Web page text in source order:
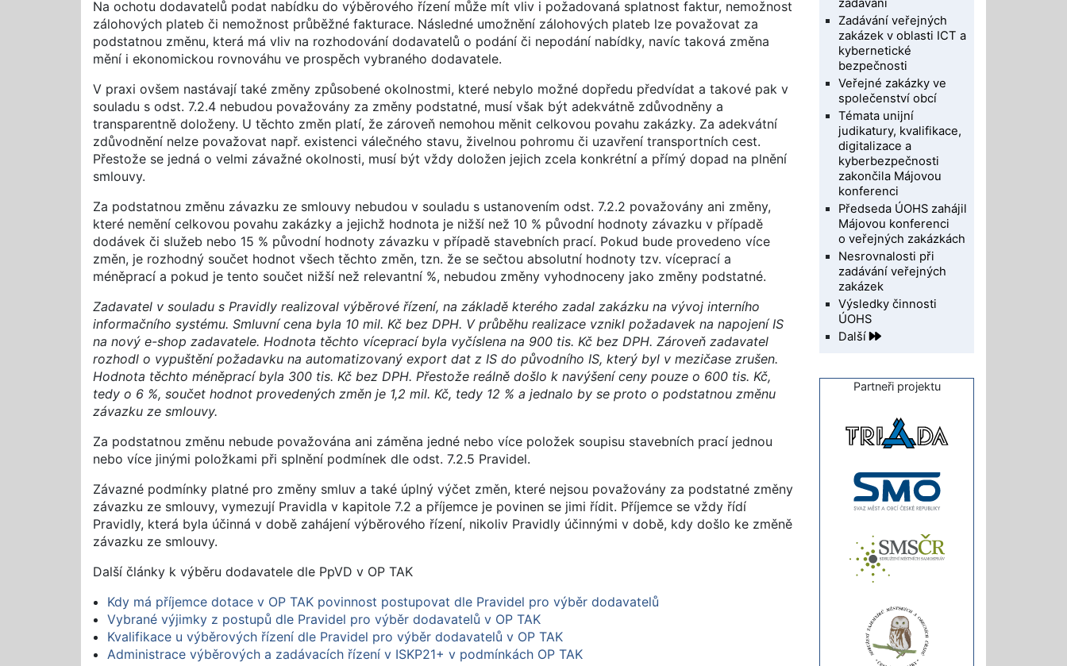
Na ochotu dodavatelů podat nabídku do výběrového řízení může mít vliv i požadovaná splatnost faktur, nemožnost
zálohových plateb či nemožnost průběžné fakturace. Následné umožnění zálohových plateb lze považovat za
podstatnou změnu, která má vliv na rozhodování dodavatelů o podání či nepodání nabídky, navíc taková změna
mění i ekonomickou rovnováhu ve prospěch vybraného dodavatele.
V praxi ovšem nastávají také změny způsobené okolnostmi, které nebylo možné dopředu předvídat a takové pak v
souladu s odst. 7.2.4 nebudou považovány za změny podstatné, musí však být adekvátně zdůvodněny a
transparentně doloženy. U těchto změn platí, že zároveň nemohou měnit celkovou povahu zakázky. Za adekvátní
zdůvodnění nelze považovat např. existenci válečného stavu, živelnou pohromu či uzavření transportních cest.
Přestože se jedná o velmi závažné okolnosti, musí být vždy doložen jejich zcela konkrétní a přímý dopad na plnění
smlouvy.
Za podstatnou změnu závazku ze smlouvy nebudou v souladu s ustanovením odst. 7.2.2 považovány ani změny,
které nemění celkovou povahu zakázky a jejichž hodnota je nižší než 10 % původní hodnoty závazku v případě
dodávek či služeb nebo 15 % původní hodnoty závazku v případě stavebních prací. Pokud bude provedeno více
změn, je rozhodný součet hodnot všech těchto změn, tzn. že se sečtou absolutní hodnoty tzv. víceprací a
méněprací a pokud je tento součet nižší než relevantní %, nebudou změny vyhodnoceny jako změny podstatné.
Zadavatel v souladu s Pravidly realizoval výběrové řízení, na základě kterého zadal zakázku na vývoj interního
informačního systému. Smluvní cena byla 10 mil. Kč bez DPH. V průběhu realizace vznikl požadavek na napojení IS
na nový e-shop zadavatele. Hodnota těchto víceprací byla vyčíslena na 900 tis. Kč bez DPH. Zároveň zadavatel
rozhodl o vypuštění požadavku na automatizovaný export dat z IS do původního IS, který byl v mezičase zrušen.
Hodnota těchto méněprací byla 300 tis. Kč bez DPH. Přestože reálně došlo k navýšení ceny pouze o 600 tis. Kč,
tedy o 6 %, součet hodnot provedených změn je 1,2 mil. Kč, tedy 12 % a jednalo by se proto o podstatnou změnu
závazku ze smlouvy.
Za podstatnou změnu nebude považována ani záměna jedné nebo více položek soupisu stavebních prací jednou
nebo více jinými položkami při splnění podmínek dle odst. 7.2.5 Pravidel.
Závazné podmínky platné pro změny smluv a také úplný výčet změn, které nejsou považovány za podstatné změny
závazku ze smlouvy, vymezují Pravidla v kapitole 7.2 a příjemce je povinen se jimi řídit. Příjemce se vždy řídí
Pravidly, která byla účinná v době zahájení výběrového řízení, nikoliv Pravidly účinnými v době, kdy došlo ke změně
závazku ze smlouvy.
Další články k výběru dodavatele dle PpVD v OP TAK
Kdy má příjemce dotace v OP TAK povinnost postupovat dle Pravidel pro výběr dodavatelů
Vybrané výjimky z postupů dle Pravidel pro výběr dodavatelů v OP TAK
Kvalifikace u výběrových řízení dle Pravidel pro výběr dodavatelů v OP TAK
Administrace výběrových a zadávacích řízení v ISKP21+ v podmínkách OP TAK
zadávání
Zadávání veřejných
zakázek v oblasti ICT a
kybernetické
bezpečnosti
Veřejné zakázky ve
společenství obcí
Témata unijní
judikatury, kvalifikace,
digitalizace a
kyberbezpečnosti
zakončila Májovou
konferenci
Předseda ÚOHS zahájil
Májovou konferenci
o veřejných zakázkách
Nesrovnalosti při
zadávání veřejných
zakázek
Výsledky činnosti
ÚOHS
Další
Partneři projektu